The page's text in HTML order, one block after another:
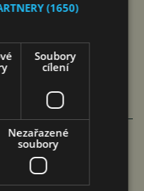
SAZBY,
(1650)
Soubory
cílení
Nezařazené
soubory